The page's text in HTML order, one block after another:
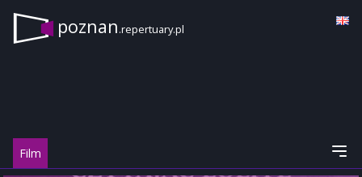
poznan.repertuary.pl
Film